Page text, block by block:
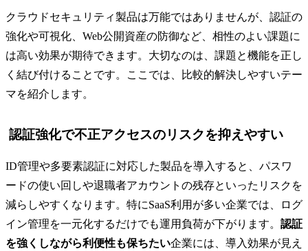
クラウドセキュリティ製品は万能ではありませんが、認証の
強化や可視化、Web公開資産の防御など、相性のよい課題に
は高い効果が期待できます。大切なのは、課題と機能を正し
く結び付けることです。ここでは、比較的解決しやすいテー
マを紹介します。
認証強化で不正アクセスのリスクを抑えやすい
ID管理や多要素認証に対応した製品を導入すると、パスワ
ードの使い回しや退職者アカウントの残存といったリスクを
減らしやすくなります。特にSaaS利用が多い企業では、ログ
イン管理を一元化するだけでも運用負荷が下がります。 認証
を強くしながら利便性も保ちたい企業には、導入効果が見え